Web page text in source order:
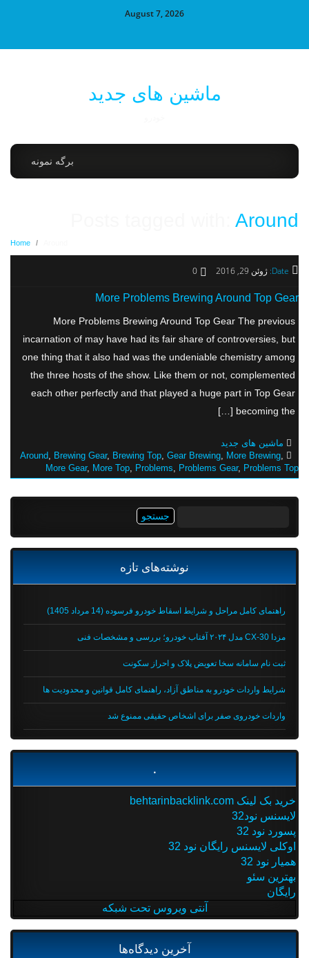
August 7, 2026
ماشین های جدید
برگه نمونه
Posts tagged with:Around
Home
Date: ژوئن 29, 2016 0
More Problems Brewing Around Top Gear
More Problems Brewing Around Top Gear The previous
incarnation of may have had its fair share of controversies, but
one thing that it also had was the undeniable chemistry among
the three hosts of the show. Like them or not, complemented
each other perfectly and that played a huge part in Top Gear
becoming the […]
ماشین های جدید
Around,Brewing Gear,Brewing Top,Gear Brewing,More Brewing
More Gear,More Top,Problems,Problems Gear,Problems Top
نوشته‌های تازه
راهنمای کامل مراحل و شرایط اسقاط خودرو فرسوده (14 مرداد 1405)
مزدا CX-30 مدل ۲۰۲۴ آفتاب خودرو؛ بررسی و مشخصات فنی
ثبت نام سامانه سخا تعویض پلاک و احراز سکونت
شرایط واردات خودرو به مناطق آزاد، راهنمای کامل قوانین و محدودیت ها
واردات خودروی صفر برای اشخاص حقیقی ممنوع شد
خرید بک لینک behtarinbacklink.com
لایسنس نود32
پسورد نود 32
اوکلی لایسنس رایگان نود 32
همیار نود 32
بهترین سئو
رایگان
آنتی ویروس تحت شبکه
آخرین دیدگاه‌ها